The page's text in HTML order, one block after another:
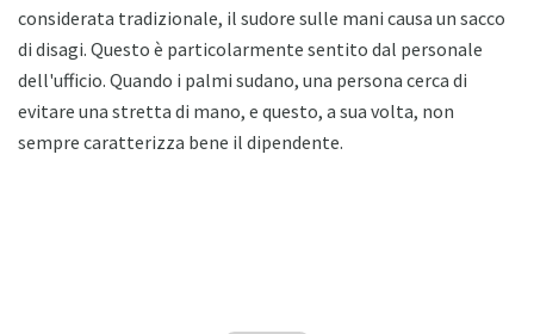
considerata tradizionale, il sudore sulle mani causa un sacco
di disagi. Questo è particolarmente sentito dal personale
dell'ufficio. Quando i palmi sudano, una persona cerca di
evitare una stretta di mano, e questo, a sua volta, non
sempre caratterizza bene il dipendente.